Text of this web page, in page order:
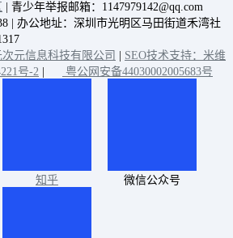
| 青少年举报邮箱：1147979142@qq.com
| 办公地址：深圳市光明区马田街道禾湾社
元信息科技有限公司
SEO技术支持：米维
号-2 粤公网安备44030002005683号
知乎 微信公众号